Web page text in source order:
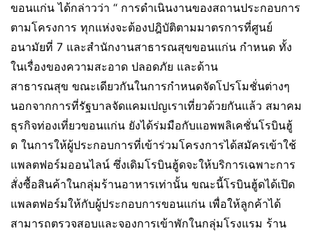
ขอนแก่น ได้กล่าวว่า “ การดำเนินงานของสถานประกอบการ
ตามโครงการ ทุกแห่งจะต้องปฎิบัติตามมาตรการที่ศูนย์
อนามัยที่ 7 และสำนักงานสาธารณสุขขอนแก่น กำหนด ทั้ง
ในเรื่องของความสะอาด ปลอดภัย และด้าน
สาธารณสุข ขณะเดียวกันในการกำหนดจัดโปรโมชั่นต่างๆ
นอกจากการที่รัฐบาลจัดแคมเปญเราเที่ยวด้วยกันแล้ว สมาคม
ธุรกิจท่องเที่ยวขอนแก่น ยังได้ร่มมือกับแอพพลิเคชั่นโรบินฮู้
ด ในการให้ผู้ประกอบการที่เข้าร่วมโครงการได้สมัครเข้าใช้
แพลตฟอร์มออนไลน์ ซึ่งเดิมโรบินฮู้ดจะให้บริการเฉพาะการ
สั่งซื้อสินค้าในกลุ่มร้านอาหารเท่านั้น ขณะนี้โรบินฮู้ดได้เปิด
แพลตฟอร์มให้กับผู้ประกอบการขอนแก่น เพื่อให้ลูกค้าได้
สามารถตรวจสอบและจองการเข้าพักในกลุ่มโรงแรม ร้าน